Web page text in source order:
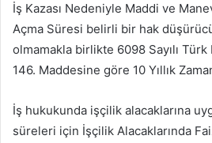
İş Kazası Nedeniyle Maddi ve
Açma Süresi belirli bir hak
olmamakla birlikte 6098 Sayılı
146. Maddesine göre 10 Yıllık
İş hukukunda işçilik alacaklarına
süreleri için İşçilik Alacaklarında